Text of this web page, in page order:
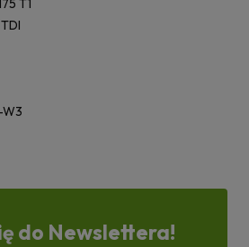
T1
W3
do Newslettera!